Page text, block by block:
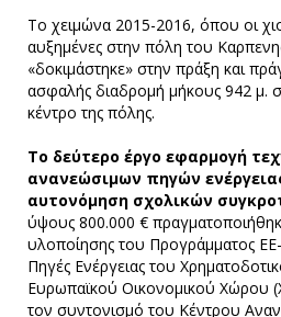
Το χειμώνα 2015-2016, όπου οι
αυξημένες στην πόλη του
«δοκιμάστηκε» στην πράξη και
ασφαλής διαδρομή μήκους 942 μ.
κέντρο της πόλης.
Το δεύτερο έργο εφαρμογή
ανανεώσιμων πηγών
αυτονόμηση σχολικών
ύψους 800.000 €
υλοποίησης του Προγράμματος
Πηγές Ενέργειας του
Ευρωπαϊκού Οικονομικού
τον συντονισμό του Κέντρου